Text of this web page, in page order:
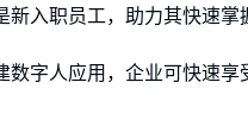
入职员工，助力其快速掌
字人应用，企业可快速享